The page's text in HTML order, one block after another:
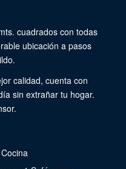
cuadrados con todas
ubicación a pasos
calidad, cuenta con
sin extrañar tu hogar.